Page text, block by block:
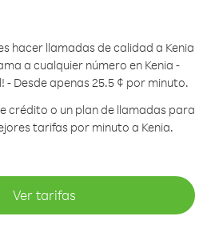
hacer llamadas de calidad a Kenia
a cualquier número en Kenia -
- Desde apenas 25.5 ¢ por minuto.
crédito o un plan de llamadas para
tarifas por minuto a Kenia.
Ver tarifas